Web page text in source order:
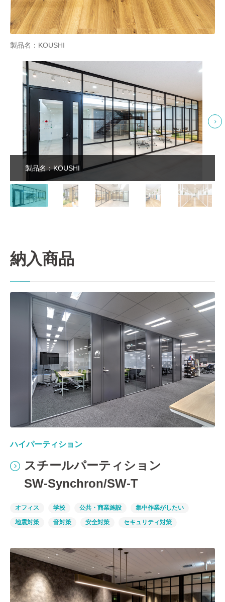
製品名：KOUSHI
製品名：KOUSHI
納入商品
ハイパーティション
スチールパーティション
SW-Synchron/SW-T
オフィス 学校 公共・商業施設 集中作業がしたい
地震対策 音対策 安全対策 セキュリティ対策